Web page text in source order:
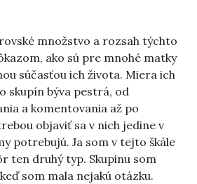
množstvo a rozsah týchto
ako sú pre mnohé matky
súčasťou ich života. Miera ich
skupín býva pestrá, od
a komentovania až po
objaviť sa v nich jedine v
potrebujú. Ja som v tejto škále
ten druhý typ. Skupinu som
som mala nejakú otázku.